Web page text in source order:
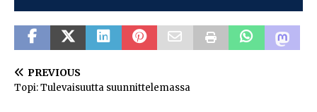
PREVIOUS
Topi: Tulevaisuutta suunnittelemassa